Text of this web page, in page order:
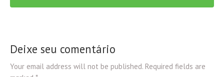
Deixe seu comentário
Your email address will not be published. Required fields are